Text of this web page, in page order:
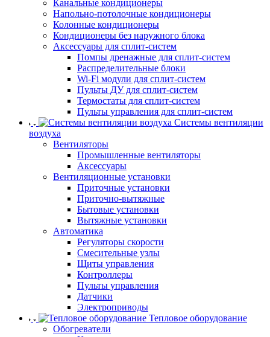
Канальные кондиционеры
Напольно-потолочные кондиционеры
Колонные кондиционеры
Кондиционеры без наружного блока
Аксессуары для сплит-систем
Помпы дренажные для сплит-систем
Распределительные блоки
Wi-Fi модули для сплит-систем
Пульты ДУ для сплит-систем
Термостаты для сплит-систем
Пульты управления для сплит-систем
Системы вентиляции
воздуха
Вентиляторы
Промышленные вентиляторы
Аксессуары
Вентиляционные установки
Приточные установки
Приточно-вытяжные
Бытовые установки
Вытяжные установки
Автоматика
Регуляторы скорости
Смесительные узлы
Щиты управления
Контроллеры
Пульты управления
Датчики
Электроприводы
Тепловое оборудование
Обогреватели